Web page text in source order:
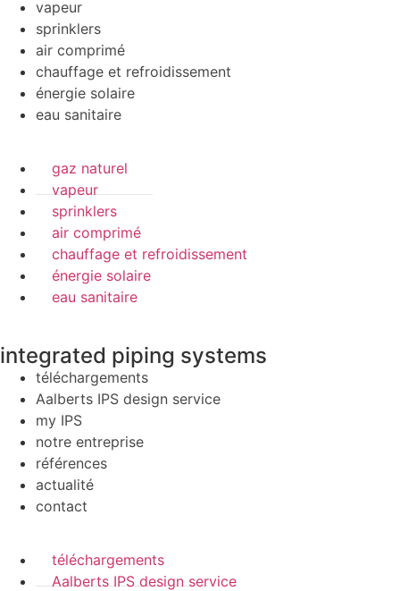
vapeur
sprinklers
air comprimé
chauffage et refroidissement
énergie solaire
eau sanitaire
gaz naturel
vapeur
sprinklers
air comprimé
chauffage et refroidissement
énergie solaire
eau sanitaire
integrated piping systems
téléchargements
Aalberts IPS design service
my IPS
notre entreprise
références
actualité
contact
téléchargements
Aalberts IPS design service